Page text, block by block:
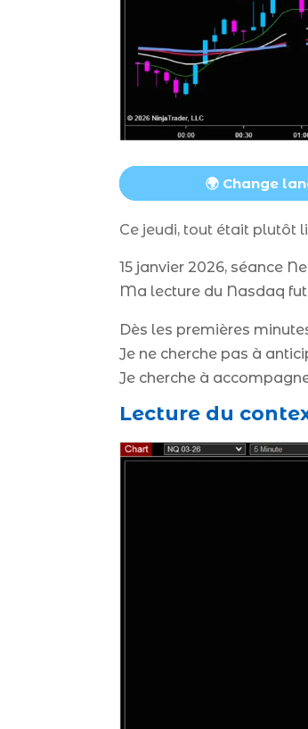
🌍 Change
Ce jeudi, tout était plutôt
15 janvier 2026, séance
Ma lecture du Nasdaq
Dès les premières
Je ne cherche pas à
Je cherche à
Lecture du